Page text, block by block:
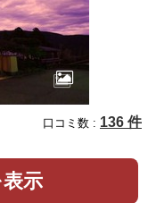
口コミ数 : 136 件
示